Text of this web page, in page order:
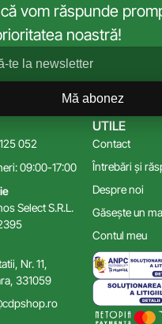
vom răspunde
noastră!
Mă abonez
UTILE
Contact
Întrebări și
Despre noi
Găsește un
Contul meu
052
09:00-17:00
Select S.R.L.
Nr. 11,
331059